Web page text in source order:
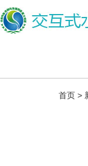
首页 >